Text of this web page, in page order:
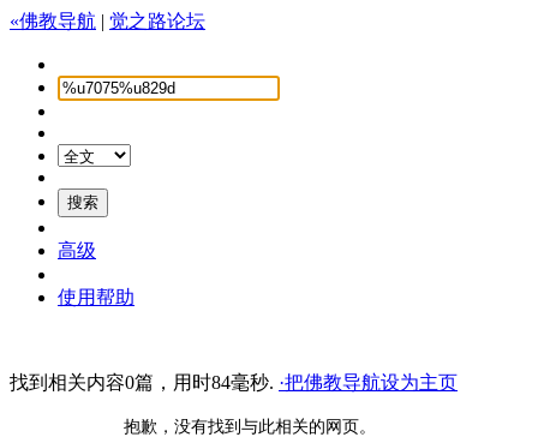
«佛教导航 | 觉之路论坛
高级
使用帮助
找到相关内容0篇，用时84毫秒. ·把佛教导航设为主页
抱歉，没有找到与此相关的网页。